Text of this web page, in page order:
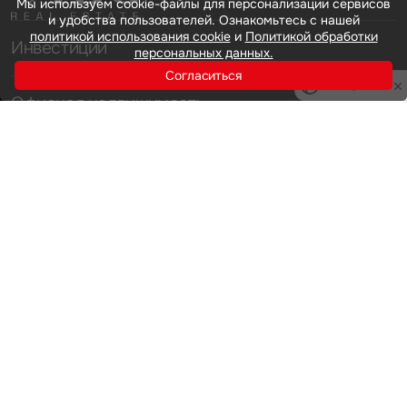
Инвестиции
Офисная недвижимость
Мы используем cookie-файлы для персонализации сервисов
и удобства пользователей. Ознакомьтесь с нашей
политикой использования cookieи Политикой обработки
персональных данных.
Согласиться